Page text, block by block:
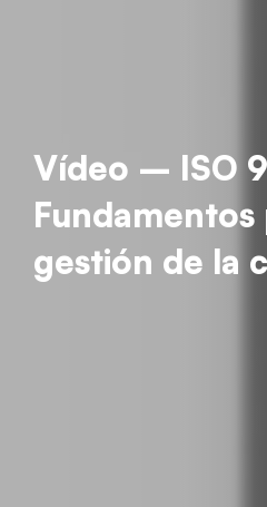
Vídeo – ISO
Fundamentos
gestión de la